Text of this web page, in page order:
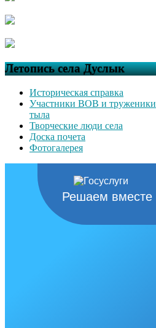
Летопись села Дуслык
Историческая справка
Участники ВОВ и труженики
тыла
Творческие люди села
Доска почета
Фотогалерея
Решаем вместе